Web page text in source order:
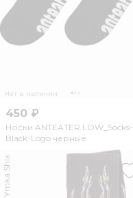
Нет в наличии
450 ₽
Носки ANTEATER LOW_Socks-
Black-Logo черные
Ymka Shix